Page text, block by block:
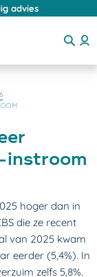
advies
instroom
hoger dan in
die ze recent
van 2025 kwam
eerder (5,4%). In
zelfs 5,8%.